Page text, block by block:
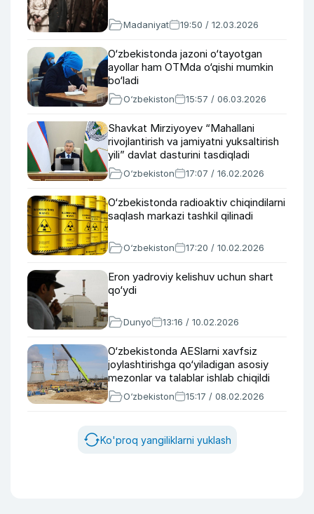
Madaniyat 19:50 / 12.03.2026
O‘zbekistonda jazoni o‘tayotgan
ayollar ham OTMda o‘qishi mumkin
bo‘ladi
O‘zbekiston 15:57 / 06.03.2026
Shavkat Mirziyoyev “Mahallani
rivojlantirish va jamiyatni yuksaltirish
yili” davlat dasturini tasdiqladi
O‘zbekiston 17:07 / 16.02.2026
O‘zbekistonda radioaktiv chiqindilarni
saqlash markazi tashkil qilinadi
O‘zbekiston 17:20 / 10.02.2026
Eron yadroviy kelishuv uchun shart
qo‘ydi
Dunyo 13:16 / 10.02.2026
O‘zbekistonda AESlarni xavfsiz
joylashtirishga qo‘yiladigan asosiy
mezonlar va talablar ishlab chiqildi
O‘zbekiston 15:17 / 08.02.2026
Ko'proq yangiliklarni yuklash